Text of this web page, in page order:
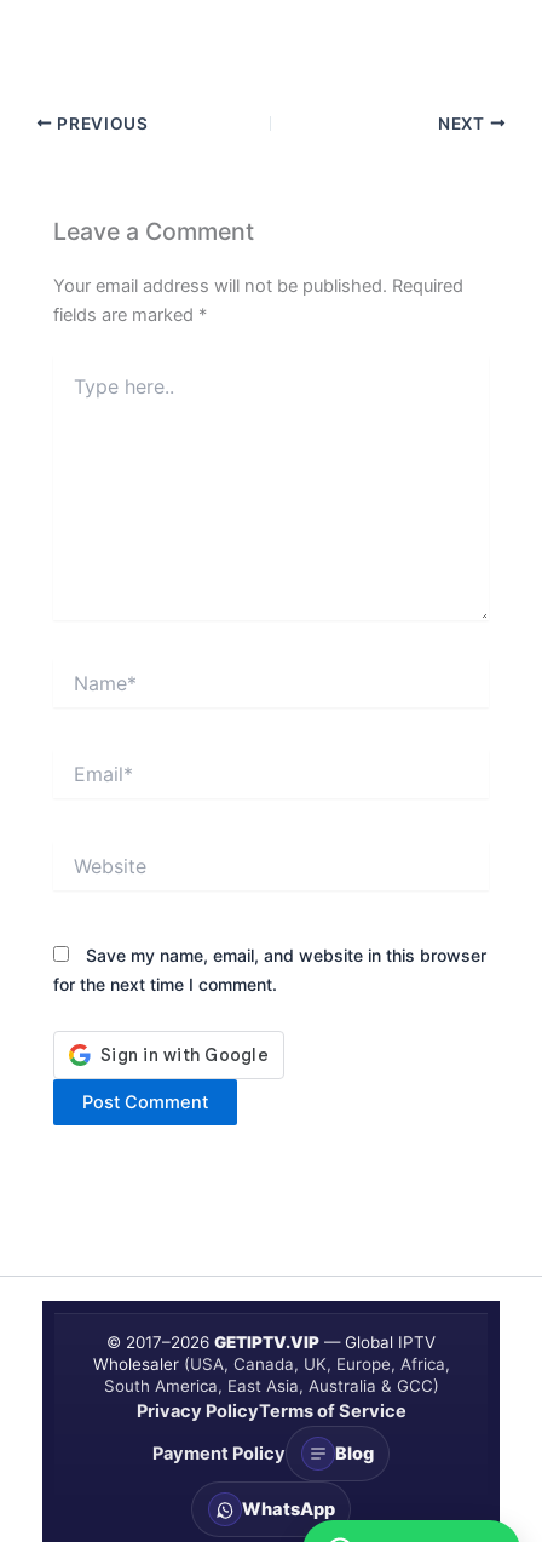
PREVIOUS NEXT
Leave a Comment
Your email address will not be published. Required
fields are marked *
here..
Save my name, email, and website in this browser
for the next time I comment.
© 2017–2026 GETIPTV.VIP — Global IPTV
Wholesaler (USA, Canada, UK, Europe, Africa,
South America, East Asia, Australia & GCC)
Privacy PolicyTerms of Service
Payment Policy
Blog
WhatsApp